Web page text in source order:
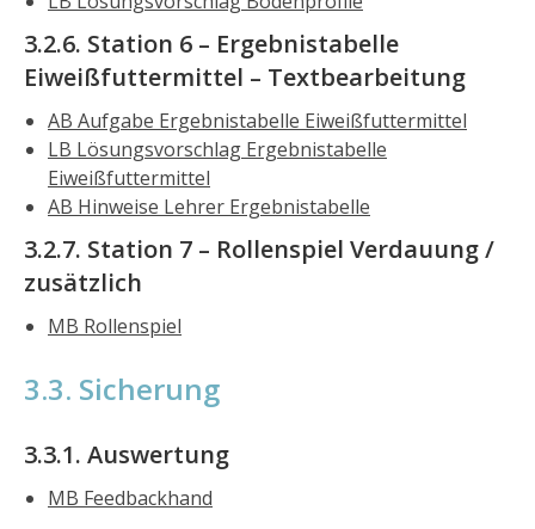
3.2.6. Station 6 – Ergebnistabelle
Eiweißfuttermittel – Textbearbeitung
AB Aufgabe Ergebnistabelle Eiweißfuttermittel
LB Lösungsvorschlag Ergebnistabelle
Eiweißfuttermittel
AB Hinweise Lehrer Ergebnistabelle
3.2.7. Station 7 – Rollenspiel Verdauung /
zusätzlich
MB Rollenspiel
3.3. Sicherung
3.3.1. Auswertung
MB Feedbackhand